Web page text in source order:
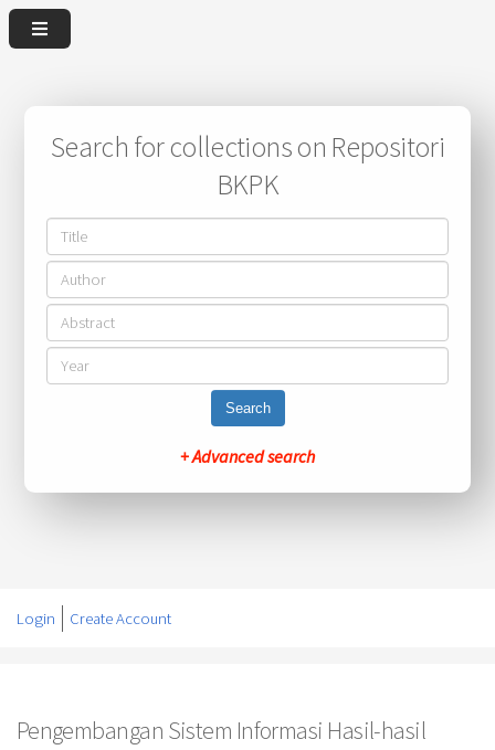
Search for collections on Repositori
BKPK
Search
+ Advanced search
Login Create Account
Pengembangan Sistem Informasi Hasil-hasil